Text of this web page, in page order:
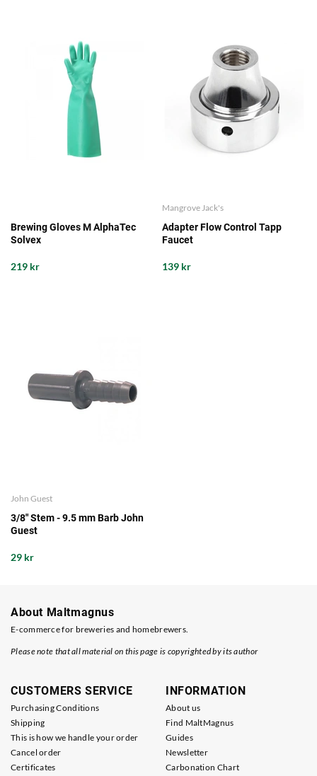
Brewing Gloves M AlphaTec
Solvex
219 kr
Mangrove Jack's
Adapter Flow Control Tapp
Faucet
139 kr
John Guest
3/8" Stem - 9.5 mm Barb John
Guest
29 kr
About Maltmagnus
E-commerce for breweries and homebrewers.
Please note that all material on this page is copyrighted by its author
CUSTOMERS SERVICE
Purchasing Conditions
Shipping
This is how we handle your order
Cancel order
Certificates
INFORMATION
About us
Find MaltMagnus
Guides
Newsletter
Carbonation Chart